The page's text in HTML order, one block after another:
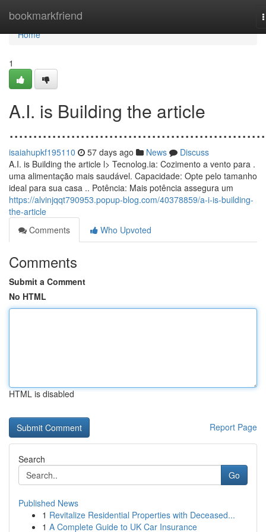
bookmarkfriend
Home
Home
1
A.I. is Building the article
isaiahupkf195110 57 days ago News
Discuss
A.I. is Building the article l> Tecnolog.ia: Cozimento a vento para .
uma alimentação mais saudável. Capacidade: Opte pelo tamanho
ideal para sua casa .. Potência: Mais potência assegura um
https://alvinjqqt790953.popup-blog.com/40378859/a-i-is-building-
the-article
Comments
Who Upvoted
Comments
Submit a Comment
No HTML
HTML is disabled
Report Page
Search
Go
Published News
1 Revitalize Residential Properties with Deceased...
1 A Complete Guide to UK Car Insurance